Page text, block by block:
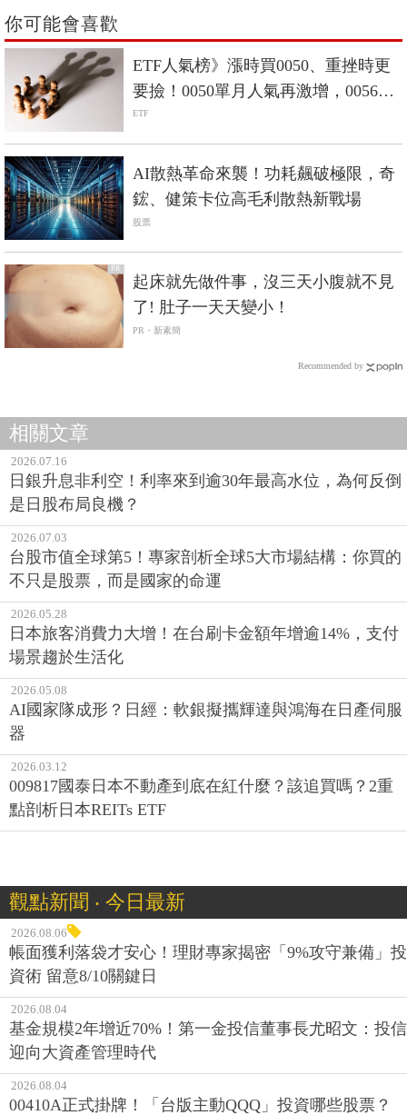
你可能會喜歡
ETF人氣榜》漲時買0050、重挫時更
要撿！0050單月人氣再激增，0056重
返人氣二哥
ETF
AI散熱革命來襲！功耗飆破極限，奇
鋐、健策卡位高毛利散熱新戰場
股票
PR
起床就先做件事，沒三天小腹就不見
了! 肚子一天天變小！
PR・新素簡
Recommended by
相關文章
2026.07.16
日銀升息非利空！利率來到逾30年最高水位，為何反倒
是日股布局良機？
2026.07.03
台股市值全球第5！專家剖析全球5大市場結構：你買的
不只是股票，而是國家的命運
2026.05.28
日本旅客消費力大增！在台刷卡金額年增逾14%，支付
場景趨於生活化
2026.05.08
AI國家隊成形？日經：軟銀擬攜輝達與鴻海在日產伺服
器
2026.03.12
009817國泰日本不動產到底在紅什麼？該追買嗎？2重
點剖析日本REITs ETF
觀點新聞 ‧ 今日最新
2026.08.06
帳面獲利落袋才安心！理財專家揭密「9%攻守兼備」投
資術 留意8/10關鍵日
2026.08.04
基金規模2年增近70%！第一金投信董事長尤昭文：投信
迎向大資產管理時代
2026.08.04
00410A正式掛牌！「台版主動QQQ」投資哪些股票？